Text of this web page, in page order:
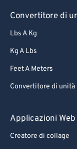
Convertitore di
Lbs A Kg
Kg A Lbs
Feet A Meters
Convertitore di unità
Applicazioni Web
Creatore di collage